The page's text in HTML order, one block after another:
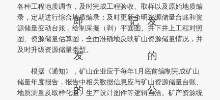
即
发
的
记 发
的
公
各种工程地质调查，及时完成工程验收、取样以及原始地质编
录，定期进行综合地质编录；及时更新查明资源储量台账和资
源储量变动台账，绘制采掘（剥）平面图、井下井上工程对照
图、资源储量估算图，全面准确地反映矿山资源储量情况，并
及时升级资源储量类型。
根据《通知》，矿山企业应于每年1月底前编制完成矿山
储量年度报告，报告中相关数据信息应与矿山资源储量台账、
地质测量及取样化验、生产设计图件等逻辑自洽。矿产资源统